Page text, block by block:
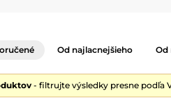
Od najlacnejšieho Od
- filtrujte výsledky presne podľa